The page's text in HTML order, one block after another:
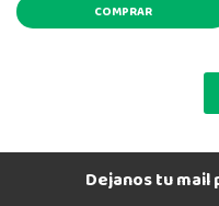
COMPRAR
Dejanos tu